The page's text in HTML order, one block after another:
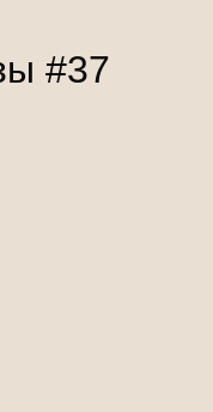
#37